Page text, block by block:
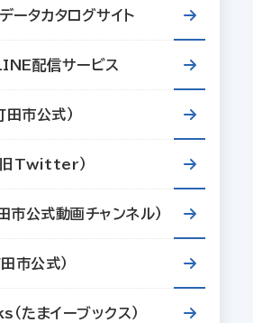
ータカタログサイト
配信サービス
市公式）
旧Twitter）
公式動画チャンネル）
市公式）
たまイーブックス）